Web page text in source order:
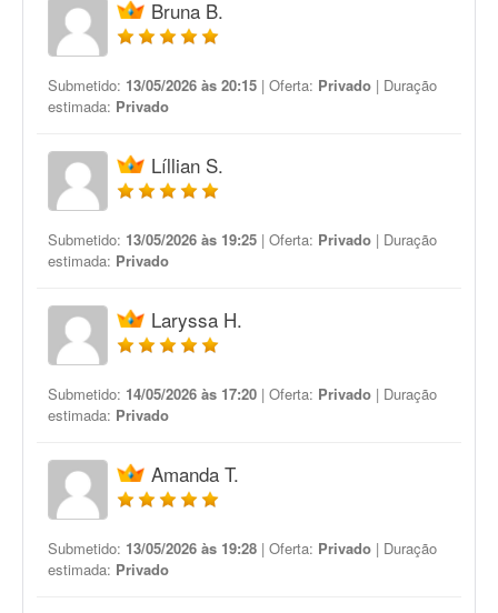
Bruna B.
Submetido: 13/05/2026 às 20:15 | Oferta: Privado | Duração
estimada: Privado
Líllian S.
Submetido: 13/05/2026 às 19:25 | Oferta: Privado | Duração
estimada: Privado
Laryssa H.
Submetido: 14/05/2026 às 17:20 | Oferta: Privado | Duração
estimada: Privado
Amanda T.
Submetido: 13/05/2026 às 19:28 | Oferta: Privado | Duração
estimada: Privado